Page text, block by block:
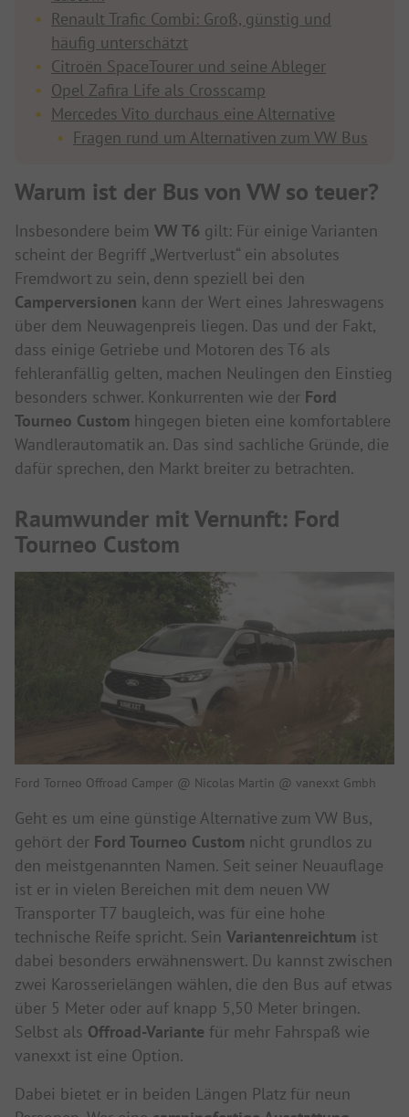
Renault Trafic Combi: Groß, günstig und
häufig unterschätzt
Citroën SpaceTourer und seine Ableger
Opel Zafira Life als Crosscamp
Mercedes Vito durchaus eine Alternative
Fragen rund um Alternativen zum VW Bus
Warum ist der Bus von VW so teuer?
Insbesondere beim VW T6 gilt: Für einige Varianten
scheint der Begriff „Wertverlust“ ein absolutes
Fremdwort zu sein, denn speziell bei den
Camperversionen kann der Wert eines Jahreswagens
über dem Neuwagenpreis liegen. Das und der Fakt,
dass einige Getriebe und Motoren des T6 als
fehleranfällig gelten, machen Neulingen den Einstieg
besonders schwer. Konkurrenten wie der Ford
Tourneo Custom hingegen bieten eine komfortablere
Wandlerautomatik an. Das sind sachliche Gründe, die
dafür sprechen, den Markt breiter zu betrachten.
Raumwunder mit Vernunft: Ford
Tourneo Custom
Ford Torneo Offroad Camper @ Nicolas Martin @ vanexxt Gmbh
Geht es um eine günstige Alternative zum VW Bus,
gehört der Ford Tourneo Custom nicht grundlos zu
den meistgenannten Namen. Seit seiner Neuauflage
ist er in vielen Bereichen mit dem neuen VW
Transporter T7 baugleich, was für eine hohe
technische Reife spricht. Sein Variantenreichtum ist
dabei besonders erwähnenswert. Du kannst zwischen
zwei Karosserielängen wählen, die den Bus auf etwas
über 5 Meter oder auf knapp 5,50 Meter bringen.
Selbst als Offroad-Variante für mehr Fahrspaß wie
vanexxt ist eine Option.
Dabei bietet er in beiden Längen Platz für neun